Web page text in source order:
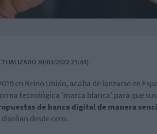
30/03/2022 21:44)
en Reino Unido, acaba de lanzarse en
tecnológica 'marca blanca' para que
de banca digital de manera
desde cero.